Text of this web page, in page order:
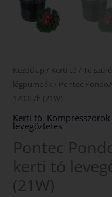
Kezdőlap / Kerti tó / Tó
légpumpák / Pontec
1200L/h (21W)
Kerti tó
levegőztetés
Pontec
kerti tó
(21W)